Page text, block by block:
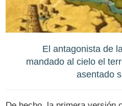
El antagonista de
mandado al cielo el
asentado